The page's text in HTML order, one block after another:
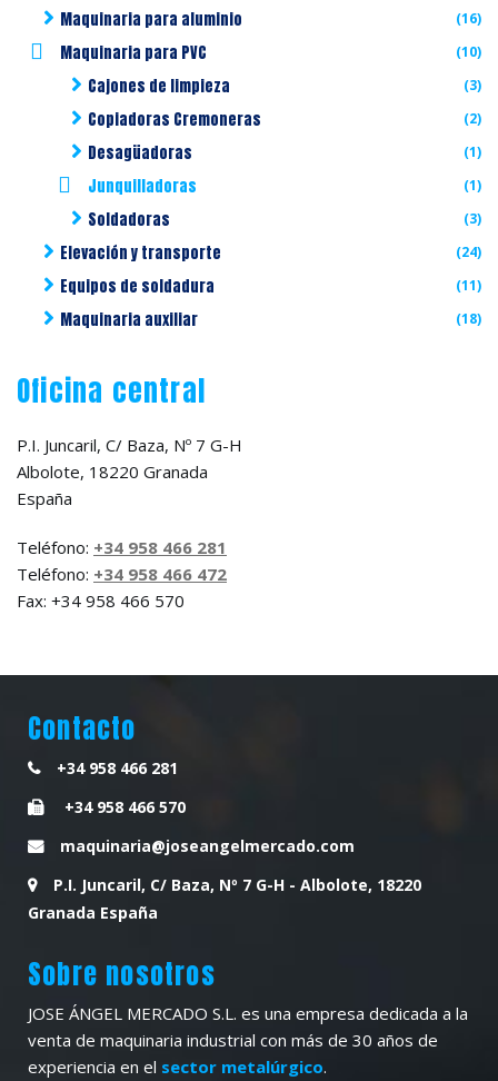
Maquinaria para aluminio (16)
Maquinaria para PVC (10)
Cajones de limpieza (3)
Copiadoras Cremoneras (2)
Desagüadoras (1)
Junquilladoras (1)
Soldadoras (3)
Elevación y transporte (24)
Equipos de soldadura (11)
Maquinaria auxiliar (18)
Oficina central
P.I. Juncaril, C/ Baza, Nº 7 G-H
Albolote, 18220 Granada
España
Teléfono: +34 958 466 281
Teléfono: +34 958 466 472
Fax: +34 958 466 570
Contacto
+34 958 466 281
+34 958 466 570
maquinaria@joseangelmercado.com
P.I. Juncaril, C/ Baza, Nº 7 G-H - Albolote, 18220
Granada España
Sobre nosotros
JOSE ÁNGEL MERCADO S.L. es una empresa dedicada a la
venta de maquinaria industrial con más de 30 años de
experiencia en el sector metalúrgico.